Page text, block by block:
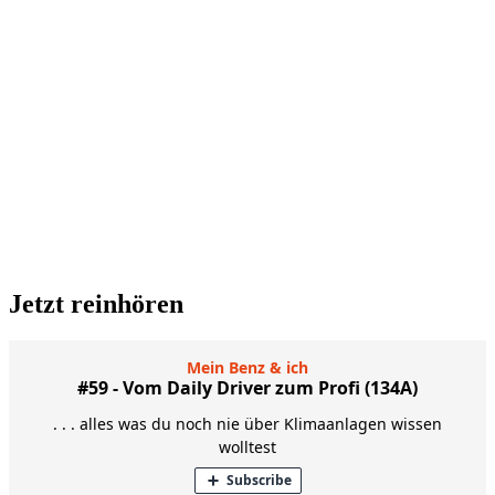
Jetzt reinhören